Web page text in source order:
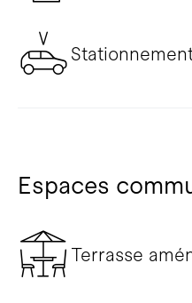
Espaces
Terrasse